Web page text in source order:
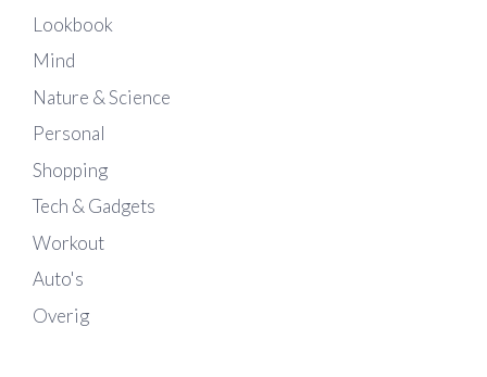
Lookbook
Mind
Nature & Science
Personal
Shopping
Tech & Gadgets
Workout
Auto's
Overig